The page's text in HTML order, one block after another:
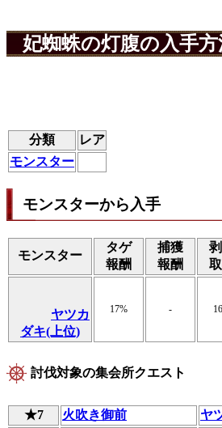
妃蜘蛛の灯腹の入手方
分類
レア
モンスター
モンスターから入手
モンスター
タゲ
報酬
捕獲
報酬
ヤツカ
ダキ(上位)
17% -
討伐対象の集会所クエスト
★7 火吹き御前 ヤ